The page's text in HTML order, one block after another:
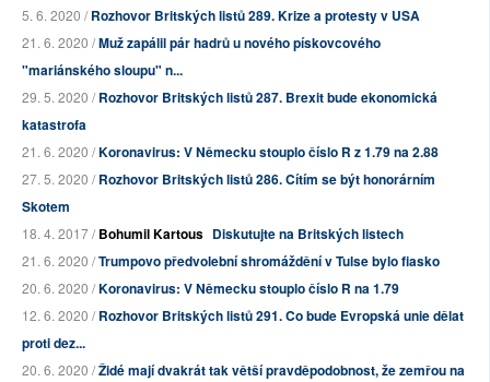
5. 6. 2020 /Rozhovor Britských listů 289. Krize a protesty v USA
21. 6. 2020 /Muž zapálil pár hadrů u nového pískovcového
"mariánského sloupu" n...
29. 5. 2020 /Rozhovor Britských listů 287. Brexit bude ekonomická
katastrofa
21. 6. 2020 /Koronavirus: V Německu stouplo číslo R z 1.79 na 2.88
27. 5. 2020 /Rozhovor Britských listů 286. Cítím se být honorárním
Skotem
18. 4. 2017 /Bohumil Kartous Diskutujte na Britských listech
21. 6. 2020 /Trumpovo předvolební shromáždění v Tulse bylo fiasko
20. 6. 2020 /Koronavirus: V Německu stouplo číslo R na 1.79
12. 6. 2020 /Rozhovor Britských listů 291. Co bude Evropská unie dělat
proti dez...
20. 6. 2020 /Židé mají dvakrát tak větší pravděpodobnost, že zemřou na